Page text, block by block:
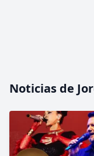
Noticias de